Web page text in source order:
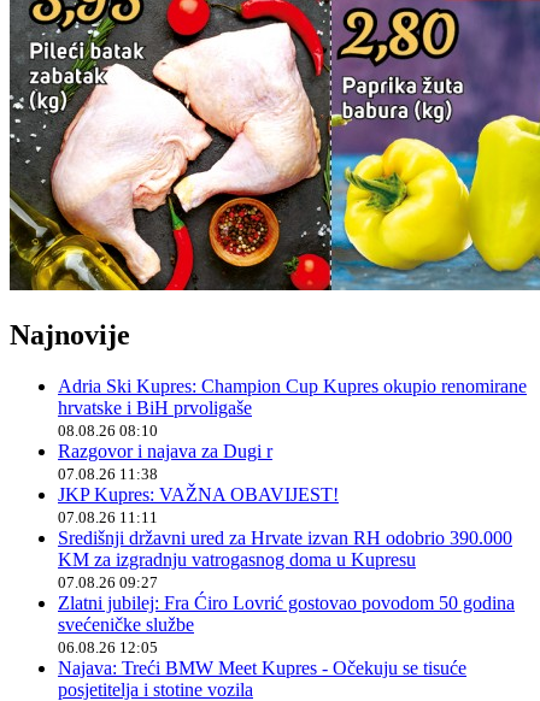
Najnovije
Adria Ski Kupres: Champion Cup Kupres okupio renomirane
hrvatske i BiH prvoligaše
08.08.26 08:10
Razgovor i najava za Dugi r
07.08.26 11:38
JKP Kupres: VAŽNA OBAVIJEST!
07.08.26 11:11
Središnji državni ured za Hrvate izvan RH odobrio 390.000
KM za izgradnju vatrogasnog doma u Kupresu
07.08.26 09:27
Zlatni jubilej: Fra Ćiro Lovrić gostovao povodom 50 godina
svećeničke službe
06.08.26 12:05
Najava: Treći BMW Meet Kupres - Očekuju se tisuće
posjetitelja i stotine vozila